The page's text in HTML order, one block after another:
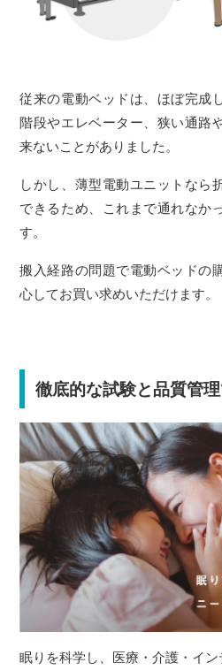
従来の電動ベッドは、ほぼ完成
階段やエレベーター、狭い通路
来ないことがありました。
しかし、薄型電動ユニットなら
できるため、これまで通れなか
す。
搬入経路の問題で電動ベッドの
心してお買い求めいただけます。
徹底的な試験と品質管
眠りを科学し、医療・介護・イ